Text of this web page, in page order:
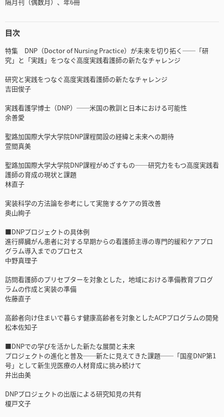
目次
特集 DNP（Doctor of Nursing Practice）が未来を切り拓く──「研
究」と「実践」をつなぐ高度実践看護師の新たなチャレンジ
研究と実践をつなぐ高度実践看護師の新たなチャレンジ
吉田俊子
実践看護学博士（DNP）──米国の教訓と日本における可能性
余善愛
聖路加国際大学大学院DNP課程開設の経緯と未来への期待
萱間真美
聖路加国際大学大学院DNP課程がめざすもの──研究力をもつ高度実践看
護師の育成の現状と課題
林直子
実装科学の方法論を参考にして実施するケアの質改善
奥山絢子
■DNPプロジェクトの具体例
進行膵臓がん患者に対する早期からの看護師主導の専門的緩和ケアプロ
グラム導入までのプロセス
中野真理子
訪問看護師のプリセプターを対象とした，地域における準備教育プログ
ラムの作成と実装の準備
佐藤直子
高齢者向け住まいで暮らす健康高齢者を対象としたACPプログラムの開発
松本佐知子
■DNPでの学びを活かした新たな展開と未来
プロジェクトの進化と普及──新たに見えてきた課題──「国産DNP第1
号」として新生児医療の人材育成に挑み続けて
井出由美
DNPプロジェクトの出版による研究知見の共有
榎戸文子